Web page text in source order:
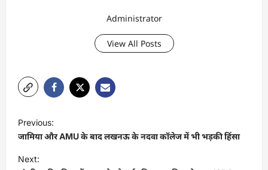
Administrator
View All Posts
o
s
Previous:
जामिया और AMU के बाद लखनऊ के नदवा कॉलेज में भी भड़की हिंसा
Next: